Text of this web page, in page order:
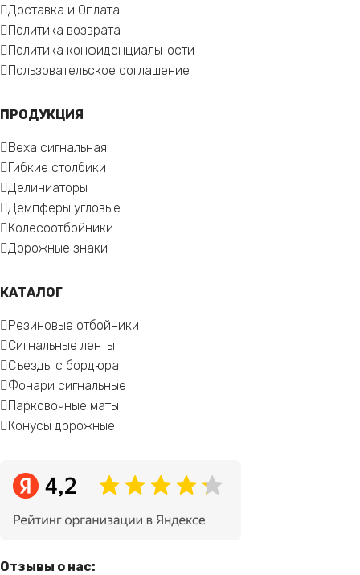
Доставка и Оплата
Политика возврата
Политика конфиденциальности
Пользовательское соглашение
ПРОДУКЦИЯ
Веха сигнальная
Гибкие столбики
Делиниаторы
Демпферы угловые
Колесоотбойники
Дорожные знаки
КАТАЛОГ
Резиновые отбойники
Сигнальные ленты
Съезды с бордюра
Фонари сигнальные
Парковочные маты
Конусы дорожные
Отзывы о нас: